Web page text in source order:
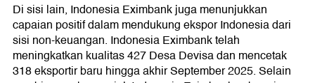
Di sisi lain, Indonesia Eximbank juga menunjukkan
capaian positif dalam mendukung ekspor Indonesia dari
sisi non-keuangan. Indonesia Eximbank telah
meningkatkan kualitas 427 Desa Devisa dan mencetak
318 eksportir baru hingga akhir September 2025. Selain